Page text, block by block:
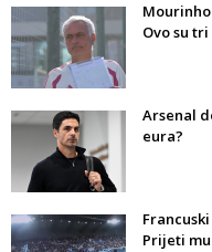
Ovo su
Arsenal
eura?
Prijeti